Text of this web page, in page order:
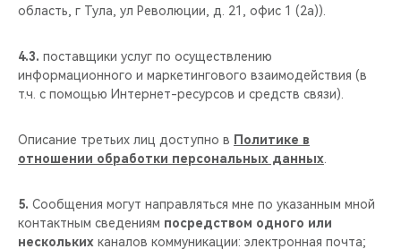
область, г Тула, ул Революции, д. 21, офис 1 (2а)).
4.3. поставщики услуг по осуществлению
информационного и маркетингового взаимодействия (в
т.ч. с помощью Интернет-ресурсов и средств связи).
Описание третьих лиц доступно в Политике в
отношении обработки персональных данных
5. Сообщения могут направляться мне по указанным мной
контактным сведениям посредством одного или
нескольких каналов коммуникации: электронная почта;